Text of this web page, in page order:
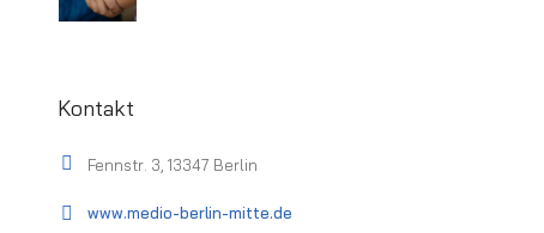
Kontakt
Fennstr. 3, 13347 Berlin
www.medio-berlin-mitte.de